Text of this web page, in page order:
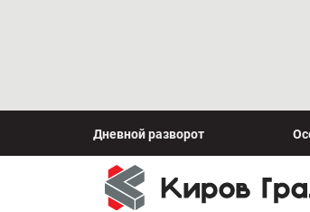
Дневной разворот